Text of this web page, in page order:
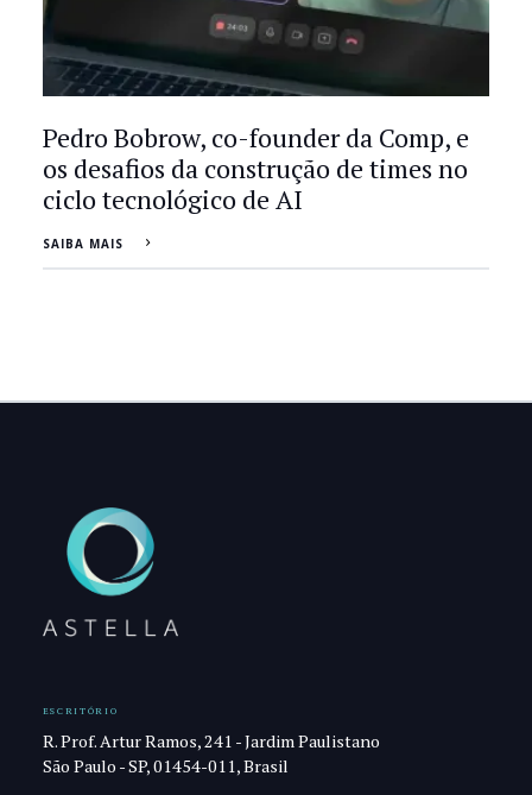
Pedro Bobrow, co-founder da Comp, e
os desafios da construção de times no
ciclo tecnológico de AI
SAIBA MAIS
ESCRITÓRIO
R. Prof. Artur Ramos, 241 - Jardim Paulistano
São Paulo - SP, 01454-011, Brasil